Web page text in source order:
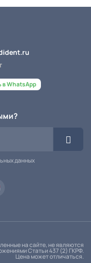
в WhatsApp
данных
на сайте, не являются
Статьи 437 (2) ГКРФ.
Цена может отличаться.